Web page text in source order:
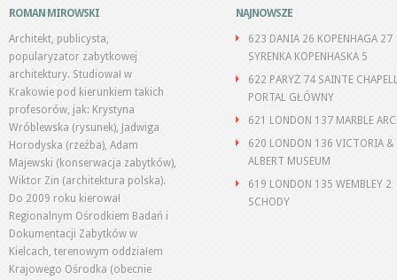
ROMAN MIROWSKI
Architekt, publicysta,
popularyzator zabytkowej
architektury. Studiował w
Krakowie pod kierunkiem takich
profesorów, jak: Krystyna
Wróblewska (rysunek), Jadwiga
Horodyska (rzeźba), Adam
Majewski (konserwacja zabytków),
Wiktor Zin (architektura polska).
Do 2009 roku kierował
Regionalnym Ośrodkiem Badań i
Dokumentacji Zabytków w
Kielcach, terenowym oddziałem
Krajowego Ośrodka (obecnie
NAJNOWSZE
623 DANIA 26 KOPENHAGA 27
SYRENKA KOPENHASKA 5
622 PARYŻ 74 SAINTE
PORTAL GŁÓWNY
621 LONDON 137 MARBLE
620 LONDON 136 VICTORIA &
ALBERT MUSEUM
619 LONDON 135 WEMBLEY 2
SCHODY